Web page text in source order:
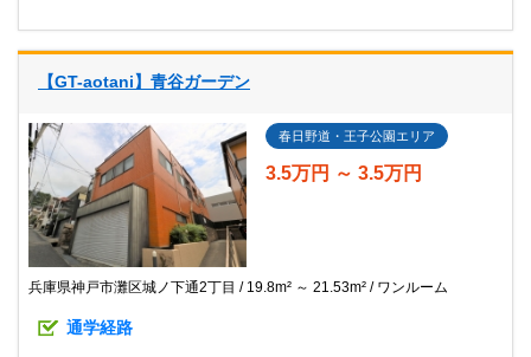
【GT-aotani】青谷ガーデン
春日野道・王子公園エリア
3.5万円 ～ 3.5万円
兵庫県神戸市灘区城ノ下通2丁目 19.8m² ～ 21.53m² ワンルーム
通学経路